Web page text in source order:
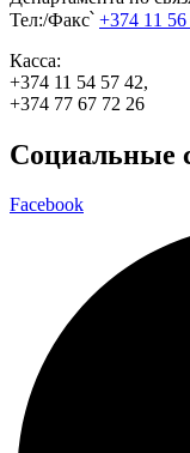
Тел:/Факс՝ +374 11
Касса:
+374 11 54 57 42,
+374 77 67 72 26
Социальные
Facebook